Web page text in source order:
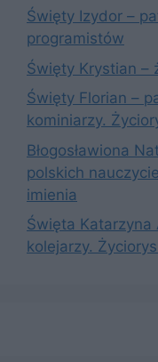
Święty Izydor –
programistów
Święty Krystian –
Święty Florian –
kominiarzy.
Błogosławiona
polskich
imienia
Święta Katarzyna
kolejarzy.